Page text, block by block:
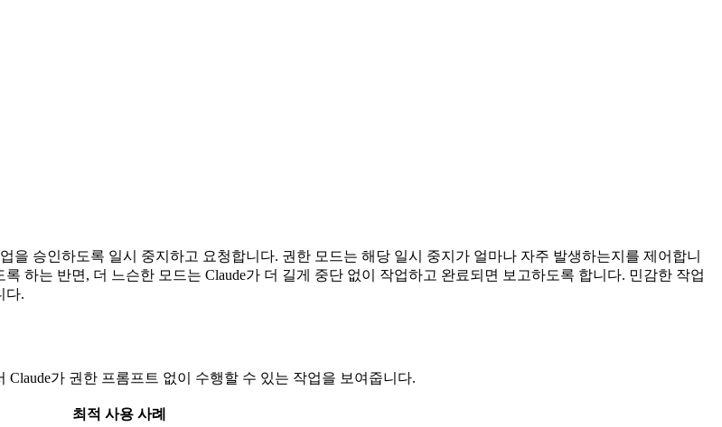
을 승인하도록 일시 중지하고 요청합니다. 권한 모드는 해당 일시 중지가 얼마나 자주 발생하는지를 제어합니
하는 반면, 더 느슨한 모드는 Claude가 더 길게 중단 없이 작업하고 완료되면 보고하도록 합니다. 민감한 작업
다.
가 권한 프롬프트 없이 수행할 수 있는 작업을 보여줍니다.
최적 사용 사례